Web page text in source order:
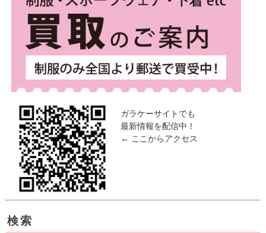
ガラケーサイトでも
最新情報を配信中！
← ここからアクセス
検索